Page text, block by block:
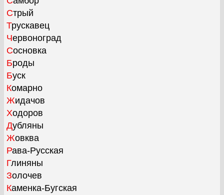
Стрый
Трускавец
Червоноград
Сосновка
Броды
Буск
Комарно
Жидачов
Ходоров
Дубляны
Жовква
Рава-Русская
Глиняны
Золочев
Каменка-Бугская